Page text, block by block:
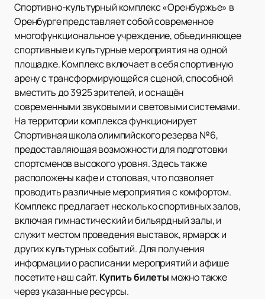
Спортивно-культурный комплекс «Оренбуржье» в
Оренбурге представляет собой современное
многофункциональное учреждение, объединяющее
спортивные и культурные мероприятия на одной
площадке. Комплекс включает в себя спортивную
арену с трансформирующейся сценой, способной
вместить до 3925 зрителей, и оснащён
современными звуковыми и световыми системами.
На территории комплекса функционирует
Спортивная школа олимпийского резерва №6,
предоставляющая возможности для подготовки
спортсменов высокого уровня. Здесь также
расположены кафе и столовая, что позволяет
проводить различные мероприятия с комфортом.
Комплекс предлагает несколько спортивных залов,
включая гимнастический и бильярдный залы, и
служит местом проведения выставок, ярмарок и
других культурных событий. Для получения
информации о расписании мероприятий и афише
посетите наш сайт. Купить билеты можно также
через указанные ресурсы.